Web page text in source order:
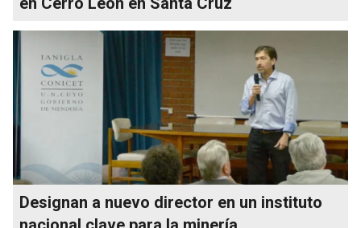
Designan a nuevo director en un instituto